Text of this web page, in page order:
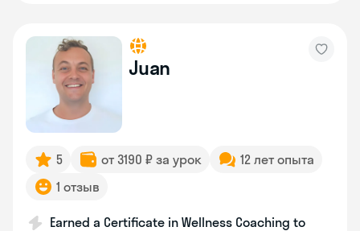
Juan
5 от 3190 ₽ за урок
12 лет опыта
1 отзыв
Earned a Certificate in Wellness Coaching to